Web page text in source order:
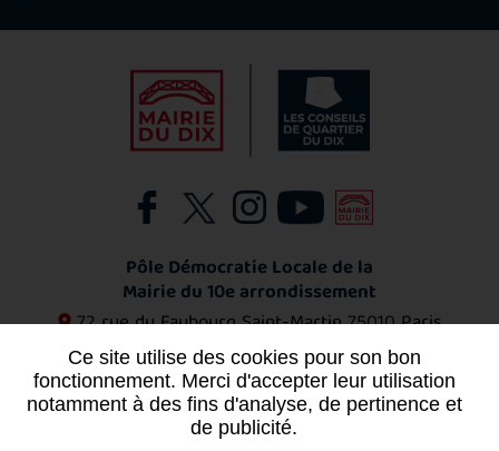
Pôle Démocratie Locale de la
Mairie du 10e arrondissement
72 rue du Faubourg Saint-Martin75010 Paris
01 53 72 11 53
Contact
Ce site utilise des cookies pour son bon
fonctionnement. Merci d'accepter leur utilisation
notamment à des fins d'analyse, de pertinence et
de publicité.